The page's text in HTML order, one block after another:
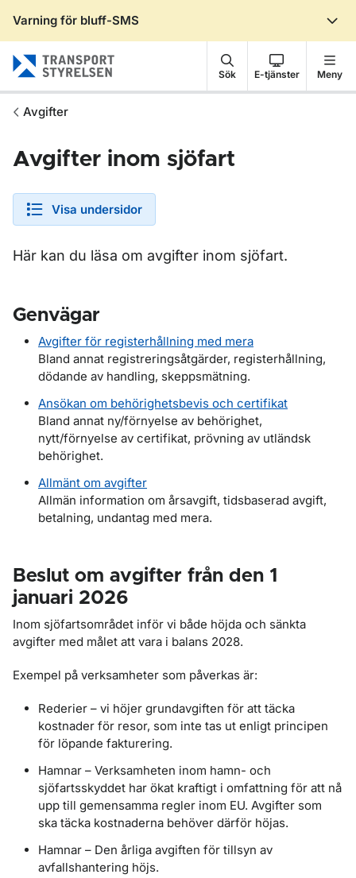
Varning för bluff-SMS
Sök E-tjänster Meny
Avgifter
Avgifter inom sjöfart
Visa undersidor
Här kan du läsa om avgifter inom sjöfart.
Genvägar
Avgifter för registerhållning med mera
Bland annat registreringsåtgärder, registerhållning,
dödande av handling, skeppsmätning.
Ansökan om behörighetsbevis och certifikat
Bland annat ny/förnyelse av behörighet,
nytt/förnyelse av certifikat, prövning av utländsk
behörighet.
Allmänt om avgifter
Allmän information om årsavgift, tidsbaserad avgift,
betalning, undantag med mera.
Beslut om avgifter från den 1
januari 2026
Inom sjöfartsområdet inför vi både höjda och sänkta
avgifter med målet att vara i balans 2028.
Exempel på verksamheter som påverkas är:
Rederier – vi höjer grundavgiften för att täcka
kostnader för resor, som inte tas ut enligt principen
för löpande fakturering.
Hamnar – Verksamheten inom hamn- och
sjöfartsskyddet har ökat kraftigt i omfattning för att nå
upp till gemensamma regler inom EU. Avgifter som
ska täcka kostnaderna behöver därför höjas.
Hamnar – Den årliga avgiften för tillsyn av
avfallshantering höjs.